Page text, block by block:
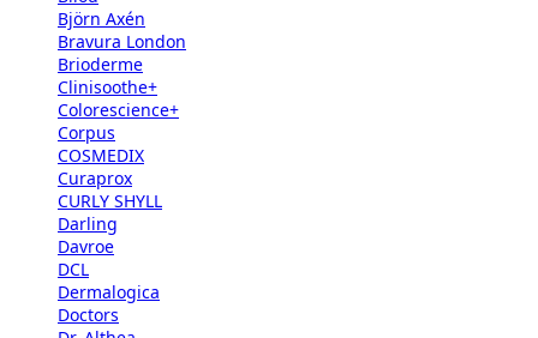
Björn Axén
Bravura London
Brioderme
Clinisoothe+
Colorescience+
Corpus
COSMEDIX
Curaprox
CURLY SHYLL
Darling
Davroe
DCL
Dermalogica
Doctors